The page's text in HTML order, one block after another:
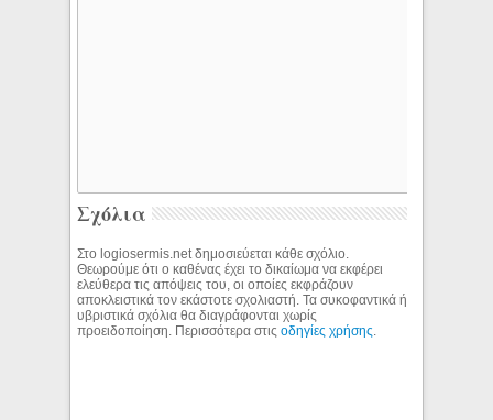
Σχόλια
Στο logiosermis.net δημοσιεύεται κάθε σχόλιο.
Θεωρούμε ότι ο καθένας έχει το δικαίωμα να εκφέρει
ελεύθερα τις απόψεις του, οι οποίες εκφράζουν
αποκλειστικά τον εκάστοτε σχολιαστή. Τα συκοφαντικά ή
υβριστικά σχόλια θα διαγράφονται χωρίς
προειδοποίηση. Περισσότερα στιςοδηγίες χρήσης